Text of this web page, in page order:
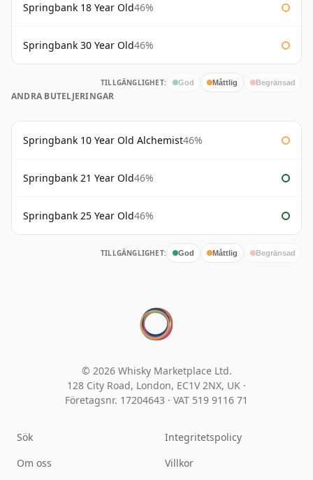
Springbank 18 Year Old46%
Springbank 30 Year Old46%
TILLGÄNGLIGHET: God Måttlig Begränsad
ANDRA BUTELJERINGAR
Springbank 10 Year Old Alchemist46%
Springbank 21 Year Old46%
Springbank 25 Year Old46%
TILLGÄNGLIGHET: God Måttlig Begränsad
© 2026 Whisky Marketplace Ltd.
128 City Road, London, EC1V 2NX, UK ·
Företagsnr. 17204643 · VAT 519 9116 71
Sök
Om oss
Integritetspolicy
Villkor